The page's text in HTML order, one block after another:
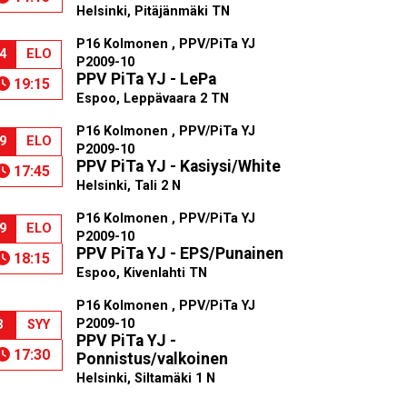
Helsinki, Pitäjänmäki TN
ELO
19:15
P16 Kolmonen , PPV/PiTa YJ
P2009-10
PPV PiTa YJ - LePa
Espoo, Leppävaara 2 TN
ELO
17:45
P16 Kolmonen , PPV/PiTa YJ
P2009-10
PPV PiTa YJ - Kasiysi/White
Helsinki, Tali 2 N
ELO
18:15
P16 Kolmonen , PPV/PiTa YJ
P2009-10
PPV PiTa YJ - EPS/Punainen
Espoo, Kivenlahti TN
SYY
17:30
P16 Kolmonen , PPV/PiTa YJ
P2009-10
PPV PiTa YJ -
Ponnistus/valkoinen
Helsinki, Siltamäki 1 N